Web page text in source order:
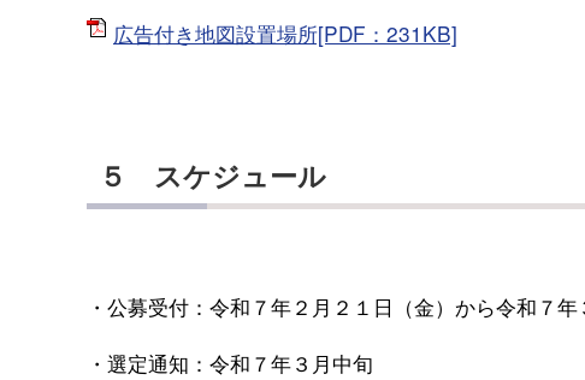
広告付き地図設置場所[PDF：231KB]
５ スケジュール
・公募受付：令和７年２月２１日（金）から令和７
・選定通知：令和７年３月中旬